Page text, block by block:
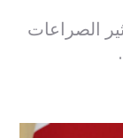
الصراعات